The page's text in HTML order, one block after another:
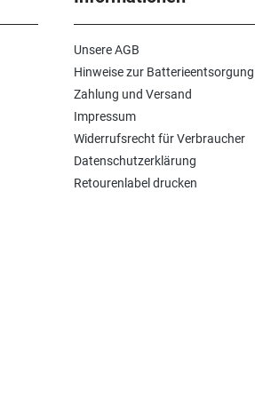
Unsere AGB
Hinweise zur Batterieentsorgung
Zahlung und Versand
Impressum
Widerrufsrecht für Verbraucher
Datenschutzerklärung
Retourenlabel drucken